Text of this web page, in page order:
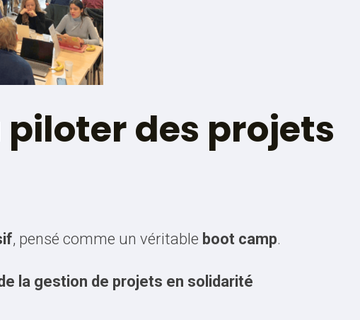
des projets
, pensé comme un véritable boot camp.
la gestion de projets en solidarité